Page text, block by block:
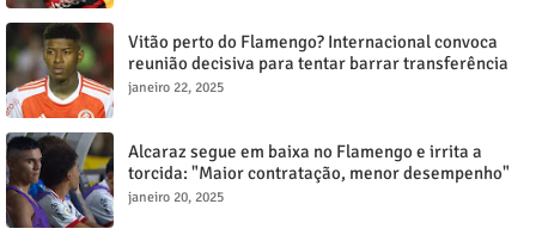
Vitão perto do Flamengo? Internacional convoca
reunião decisiva para tentar barrar transferência
milionária
janeiro 22, 2025
Alcaraz segue em baixa no Flamengo e irrita a
torcida: "Maior contratação, menor desempenho"
janeiro 20, 2025